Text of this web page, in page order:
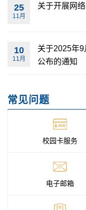
25
11月
关于开展网
10
11月
关于2025年
公布的通知
常见问题
校园卡服务
电子邮箱